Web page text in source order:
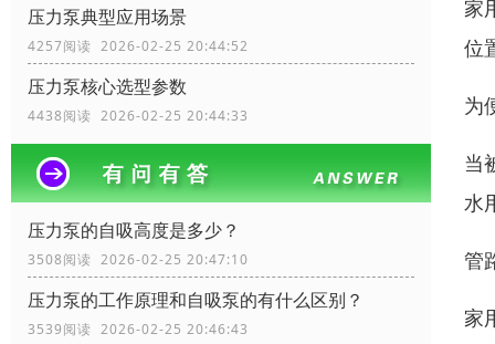
压力泵典型应用场景
4257阅读 2026-02-25 20:44:52
压力泵核心选型参数
4438阅读 2026-02-25 20:44:33
压力泵的自吸高度是多少？
3508阅读 2026-02-25 20:47:10
压力泵的工作原理和自吸泵的有什么区别？
3539阅读 2026-02-25 20:46:43
家
位
为
当
水
管
家